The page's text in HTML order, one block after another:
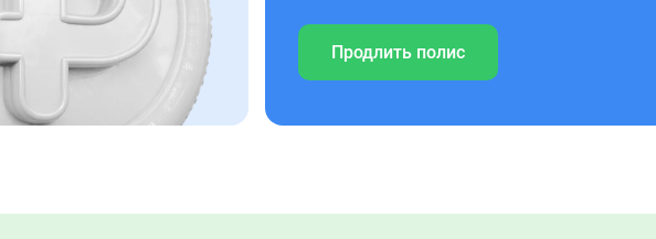
Продлить полис